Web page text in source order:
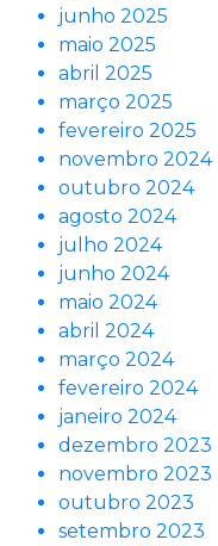
junho 2025
maio 2025
abril 2025
março 2025
fevereiro 2025
novembro 2024
outubro 2024
agosto 2024
julho 2024
junho 2024
maio 2024
abril 2024
março 2024
fevereiro 2024
janeiro 2024
dezembro 2023
novembro 2023
outubro 2023
setembro 2023